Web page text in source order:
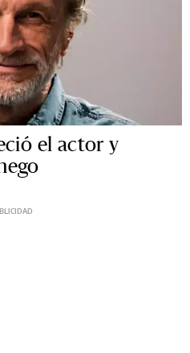
el actor y